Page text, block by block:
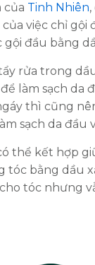
của Tinh Nhiên
việc chỉ gội
gội đầu bằng
rửa trong
làm sạch da
thì cũng
sạch da đầu
thể kết hợp
tóc bằng dầu
tóc nhưng